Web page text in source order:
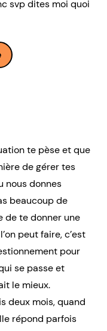
svp dites moi quoi
te pèse et que
de gérer tes
nous donnes
beaucoup de
de te donner une
peut faire, c’est
pour
se passe et
le mieux.
deux mois, quand
répond parfois